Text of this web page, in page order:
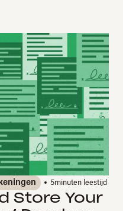
5minuten leestijd
Store Your